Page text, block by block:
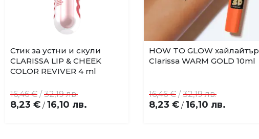
Стик за устни и скули
CLARISSA LIP & CHEEK
COLOR REVIVER 4 ml
8,23 € / 16,10 лв.
16,46 € /32,19 лв.
HOW TO GLOW хайлайтър
Clarissa WARM GOLD 10ml
8,23 € / 16,10 лв.
16,46 € /32,19 лв.